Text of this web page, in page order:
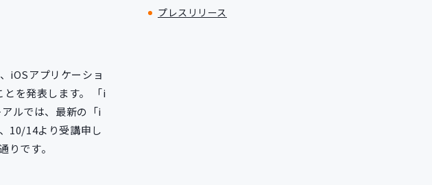
iOSアプリケーショ
を発表します。 「i
ルでは、最新の「i
10/14より受講申し
りです。
プレスリリース